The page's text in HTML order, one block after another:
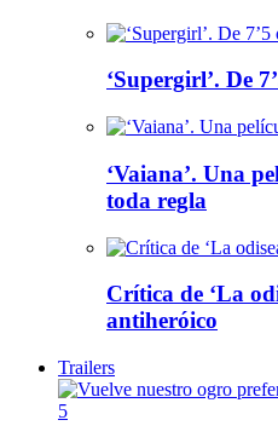
‘Supergirl’. De
‘Vaiana’. Una
toda regla
Crítica de ‘La
antiheróico
Trailers